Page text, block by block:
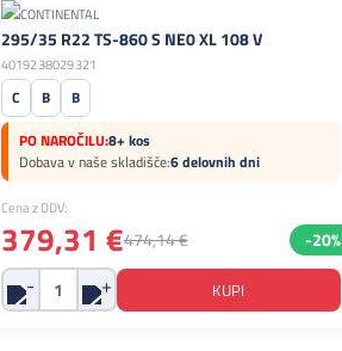
295/35 R22 TS-860 S NE0 XL 108 V
4019238029321
C B
B
PO NAROČILU:8+ kos
Dobava v naše skladišče:6 delovnih dni
Cena z DDV:
379,31 €474,14 € -20%